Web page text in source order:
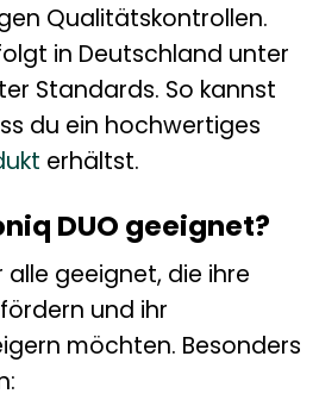
Qualitätskontrollen.
in Deutschland unter
Standards. So kannst
du ein hochwertiges
erhältst.
DUO geeignet?
alle geeignet, die ihre
und ihr
möchten. Besonders